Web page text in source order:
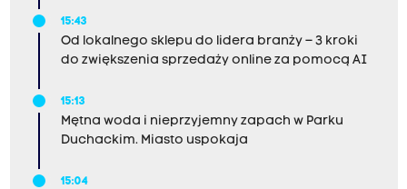
15:43
Od lokalnego sklepu do lidera branży – 3 kroki
do zwiększenia sprzedaży online za pomocą AI
15:13
Mętna woda i nieprzyjemny zapach w Parku
Duchackim. Miasto uspokaja
15:04